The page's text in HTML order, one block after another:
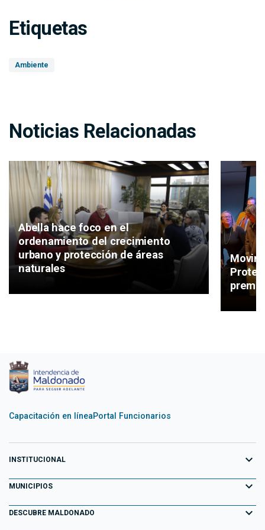
Etiquetas
Ambiente
Noticias Relacionadas
Abella hace foco en el
ordenamiento del crecimiento
urbano y protección de áreas
naturales
Capacitación en líneaPortal Funcionarios
INSTITUCIONAL expand_more
Equipo de Gobierno
Primeros 100 días
MUNICIPIOS expand_more
Aiguá
DESCUBRE MALDONADO expand_more